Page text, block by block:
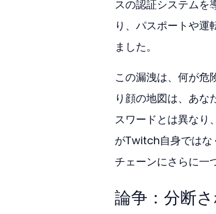
スの認証システムを
り、パスポートや運
ました。
この漏洩は、何が危
り顔の地図は、あ
スワードとは異なり
がTwitch自身ではな
チェーンにさらに一
論争：分断